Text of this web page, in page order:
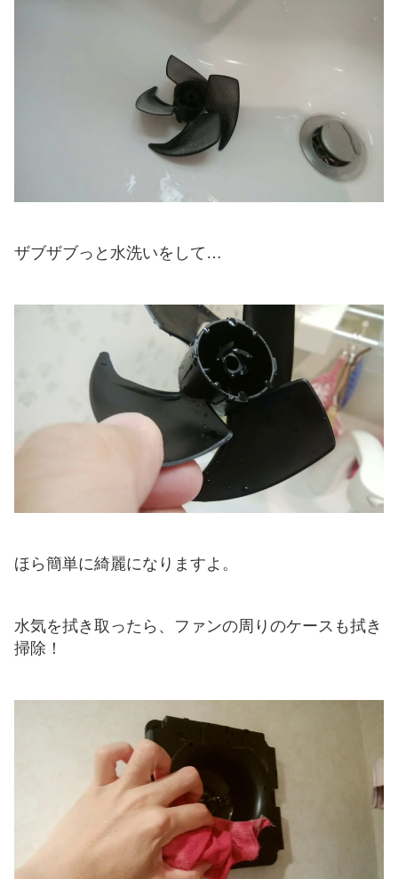
ザブザブっと水洗いをして…
ほら簡単に綺麗になりますよ。
水気を拭き取ったら、ファンの周りのケースも拭き
掃除！